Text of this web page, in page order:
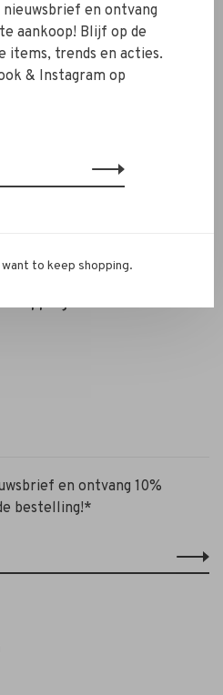
en ontvang 10%
bestelling!*
en ontvang
aankoop! Blijf op de
items, trends en acties.
& Instagram op
to keep shopping.